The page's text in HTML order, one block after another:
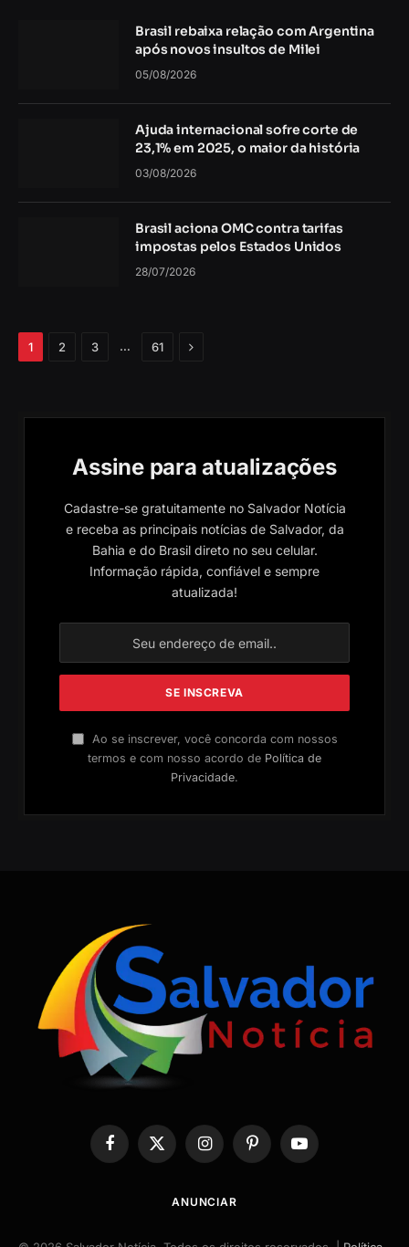
Brasil rebaixa relação com Argentina
após novos insultos de Milei
05/08/2026
Ajuda internacional sofre corte de
23,1% em 2025, o maior da história
03/08/2026
Brasil aciona OMC contra tarifas
impostas pelos Estados Unidos
28/07/2026
1 2 3 … 61 Próximo
Assine para atualizações
Cadastre-se gratuitamente no Salvador Notícia
e receba as principais notícias de Salvador, da
Bahia e do Brasil direto no seu celular.
Informação rápida, confiável e sempre
atualizada!
Ao se inscrever, você concorda com nossos
termos e com nosso acordo de Política de
Privacidade.
Facebook
X
(Twitter)
InstagramPinterestYouTube
ANUNCIAR